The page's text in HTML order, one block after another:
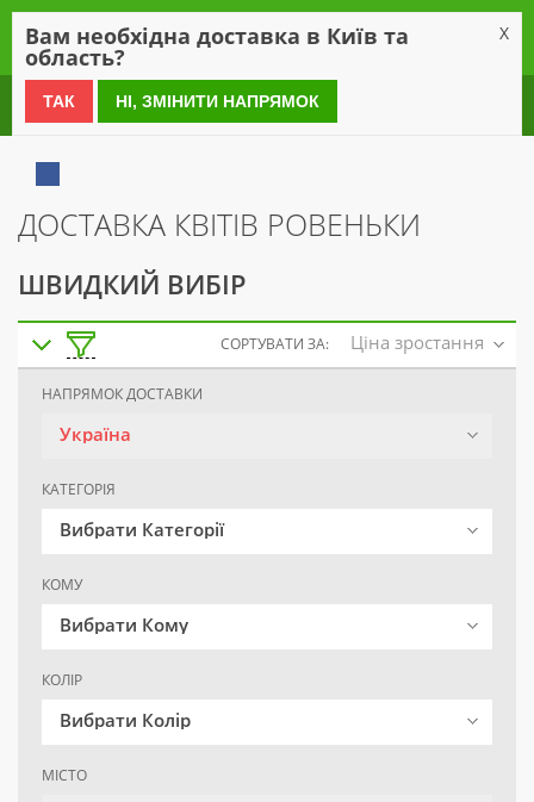
0 800 21 54 55
ДОСТАВКА КВІТІВ РОВЕНЬКИ
ШВИДКИЙ ВИБІР
СОРТУВАТИ ЗА: Ціна зростання
НАПРЯМОК ДОСТАВКИ
Україна
КАТЕГОРІЯ
Вибрати Категорії
КОМУ
Вибрати Кому
КОЛІР
Вибрати Колір
МІСТО
Вам необхідна доставка в Київ та
область?
X
ТАК НІ, ЗМІНИТИ НАПРЯМОК